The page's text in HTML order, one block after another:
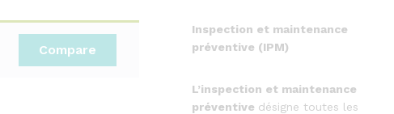
Compare
Inspection et maintenance
préventive (IPM)
L’inspection et maintenance
préventive désigne toutes les